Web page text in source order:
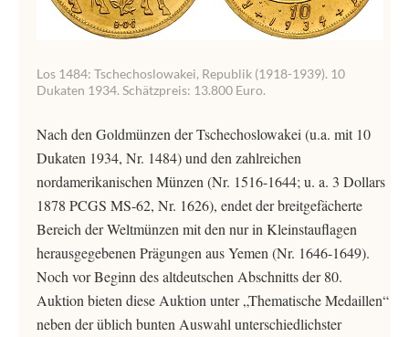
Los 1484: Tschechoslowakei, Republik (1918-1939). 10
Dukaten 1934. Schätzpreis: 13.800 Euro.
Nach den Goldmünzen der Tschechoslowakei (u.a. mit 10
Dukaten 1934, Nr. 1484) und den zahlreichen
nordamerikanischen Münzen (Nr. 1516-1644; u. a. 3 Dollars
1878 PCGS MS-62, Nr. 1626), endet der breitgefächerte
Bereich der Weltmünzen mit den nur in Kleinstauflagen
herausgegebenen Prägungen aus Yemen (Nr. 1646-1649).
Noch vor Beginn des altdeutschen Abschnitts der 80.
Auktion bieten diese Auktion unter „Thematische Medaillen“
neben der üblich bunten Auswahl unterschiedlichster